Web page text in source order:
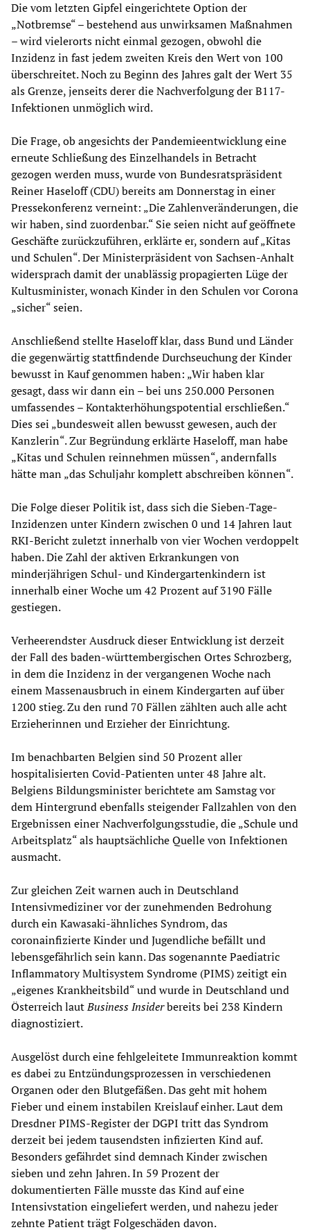
Die vom letzten Gipfel eingerichtete Option der
„Notbremse“ – bestehend aus unwirksamen Maßnahmen
– wird vielerorts nicht einmal gezogen, obwohl die
Inzidenz in fast jedem zweiten Kreis den Wert von 100
überschreitet. Noch zu Beginn des Jahres galt der Wert 35
als Grenze, jenseits derer die Nachverfolgung der B117-
Infektionen unmöglich wird.
Die Frage, ob angesichts der Pandemieentwicklung eine
erneute Schließung des Einzelhandels in Betracht
gezogen werden muss, wurde von Bundesratspräsident
Reiner Haseloff (CDU) bereits am Donnerstag in einer
Pressekonferenz verneint: „Die Zahlenveränderungen, die
wir haben, sind zuordenbar.“ Sie seien nicht auf geöffnete
Geschäfte zurückzuführen, erklärte er, sondern auf „Kitas
und Schulen“. Der Ministerpräsident von Sachsen-Anhalt
widersprach damit der unablässig propagierten Lüge der
Kultusminister, wonach Kinder in den Schulen vor Corona
„sicher“ seien.
Anschließend stellte Haseloff klar, dass Bund und Länder
die gegenwärtig stattfindende Durchseuchung der Kinder
bewusst in Kauf genommen haben: „Wir haben klar
gesagt, dass wir dann ein – bei uns 250.000 Personen
umfassendes – Kontakterhöhungspotential erschließen.“
Dies sei „bundesweit allen bewusst gewesen, auch der
Kanzlerin“. Zur Begründung erklärte Haseloff, man habe
„Kitas und Schulen reinnehmen müssen“, andernfalls
hätte man „das Schuljahr komplett abschreiben können“.
Die Folge dieser Politik ist, dass sich die Sieben-Tage-
Inzidenzen unter Kindern zwischen 0 und 14 Jahren laut
RKI-Bericht zuletzt innerhalb von vier Wochen verdoppelt
haben. Die Zahl der aktiven Erkrankungen von
minderjährigen Schul- und Kindergartenkindern ist
innerhalb einer Woche um 42 Prozent auf 3190 Fälle
gestiegen.
Verheerendster Ausdruck dieser Entwicklung ist derzeit
der Fall des baden-württembergischen Ortes Schrozberg,
in dem die Inzidenz in der vergangenen Woche nach
einem Massenausbruch in einem Kindergarten auf über
1200 stieg. Zu den rund 70 Fällen zählten auch alle acht
Erzieherinnen und Erzieher der Einrichtung.
Im benachbarten Belgien sind 50 Prozent aller
hospitalisierten Covid-Patienten unter 48 Jahre alt.
Belgiens Bildungsminister berichtete am Samstag vor
dem Hintergrund ebenfalls steigender Fallzahlen von den
Ergebnissen einer Nachverfolgungsstudie, die „Schule und
Arbeitsplatz“ als hauptsächliche Quelle von Infektionen
ausmacht.
Zur gleichen Zeit warnen auch in Deutschland
Intensivmediziner vor der zunehmenden Bedrohung
durch ein Kawasaki-ähnliches Syndrom, das
coronainfizierte Kinder und Jugendliche befällt und
lebensgefährlich sein kann. Das sogenannte Paediatric
Inflammatory Multisystem Syndrome (PIMS) zeitigt ein
„eigenes Krankheitsbild“ und wurde in Deutschland und
Österreich lautBusiness Insiderbereits bei 238 Kindern
diagnostiziert.
Ausgelöst durch eine fehlgeleitete Immunreaktion kommt
es dabei zu Entzündungsprozessen in verschiedenen
Organen oder den Blutgefäßen. Das geht mit hohem
Fieber und einem instabilen Kreislauf einher. Laut dem
Dresdner PIMS-Register der DGPI tritt das Syndrom
derzeit bei jedem tausendsten infizierten Kind auf.
Besonders gefährdet sind demnach Kinder zwischen
sieben und zehn Jahren. In 59 Prozent der
dokumentierten Fälle musste das Kind auf eine
Intensivstation eingeliefert werden, und nahezu jeder
zehnte Patient trägt Folgeschäden davon.